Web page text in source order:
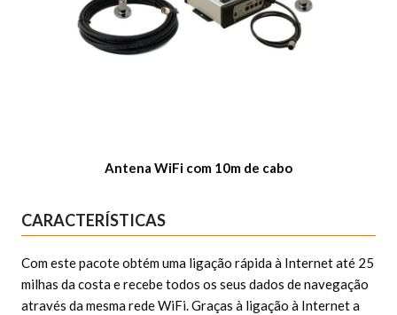
Antena WiFi com 10m de cabo
CARACTERÍSTICAS
Com este pacote obtém uma ligação rápida à Internet até 25
milhas da costa e recebe todos os seus dados de navegação
através da mesma rede WiFi. Graças à ligação à Internet a